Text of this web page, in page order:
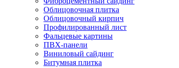
Облицовочная плитка
Облицовочный кирпич
Профилированный лист
Фальцевые картины
ПВХ-панели
Виниловый сайдинг
Битумная плитка